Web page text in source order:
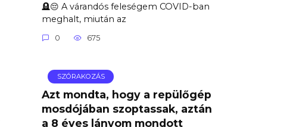
🪦😔 A várandós feleségem COVID-ban
meghalt, miután az
0 675
SZÓRAKOZÁS
Azt mondta, hogy a repülőgép
mosdójában szoptassak, aztán
a 8 éves lányom mondott